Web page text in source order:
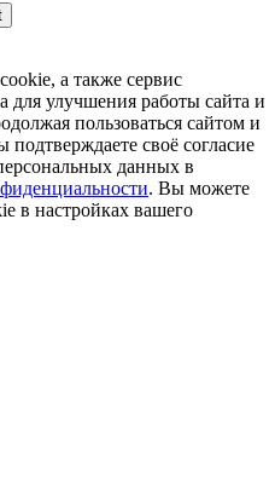
а также сервис
для улучшения работы сайта и
пользоваться сайтом и
своё согласие
данных в
. Вы можете
в настройках вашего